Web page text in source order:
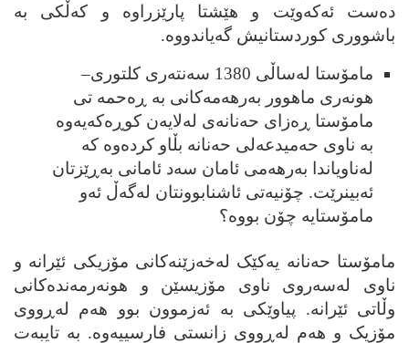
ده‌ست ئه‌که‌وێت و ھێشتا پارێزراوه و که‌ڵکی به
باشووری کوردستانیش گه‌یاندووه.
مامۆستا له‌ساڵی 1380 سه‌نته‌ری کلتوری–
ھونه‌ری ماھوور به‌رھه‌مه‌کانی به ڕه‌حمه تی
مامۆستا ڕه‌زای حه‌نانه‌ی له‌لایه‌ن کوڕه‌که‌یه‌وه
به ناوی حه‌میدعه‌لی حه‌نانه بڵاو کرده‌وه که
له‌ناویاندا به‌رھه‌می ئامان سه‌د ئامانی به‌ڕێزتان
ئه‌بینرێت. چۆنیه‌تی ئاشنابوونتان له‌گه‌ڵ ئه‌و
مامۆستایه چۆن بووه؟
مامۆستا حه‌نانه یه‌کێک له‌خه‌زێنه‌کانی مۆزیکی ئێرانه و
ناوی له‌سه‌روی ناوی مۆزیسێن و ھونه‌رمه‌نده‌کانی
وڵاتی ئێرانه. پیاوێکی به ئه‌زموون بوو ھه‌م له‌ڕووی
مۆزیک و ھه‌م له‌ڕووی زانستی فارسییه‌وه. به تایبه‌ت